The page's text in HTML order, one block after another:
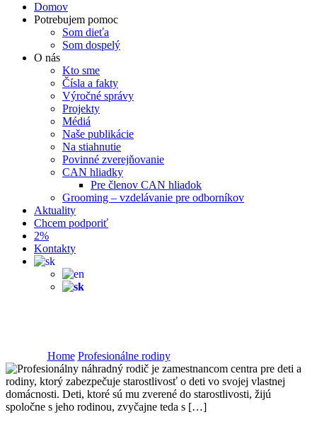
Domov
Potrebujem pomoc
Som dieťa
Som dospelý
O nás
Kto sme
Čísla a fakty
Výročné správy
Projekty
Médiá
Naše publikácie
Na stiahnutie
Povinné zverejňovanie
CAN hliadky
Pre členov CAN hliadok
Grooming – vzdelávanie pre odborníkov
Aktuality
Chcem podporiť
2%
Kontakty
Home Profesionálne rodiny